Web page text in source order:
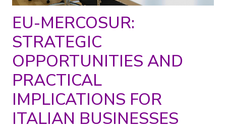
EU-MERCOSUR:
STRATEGIC
OPPORTUNITIES AND
PRACTICAL
IMPLICATIONS FOR
ITALIAN BUSINESSES